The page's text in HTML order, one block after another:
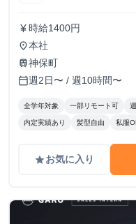
currency_yen 時給1400円
place本社
train神保町
calendar_today週2日〜 / 週10時間〜
全学年対象 一部リモート可
内定実績あり 髪型自由 私服
gradeお気に入り